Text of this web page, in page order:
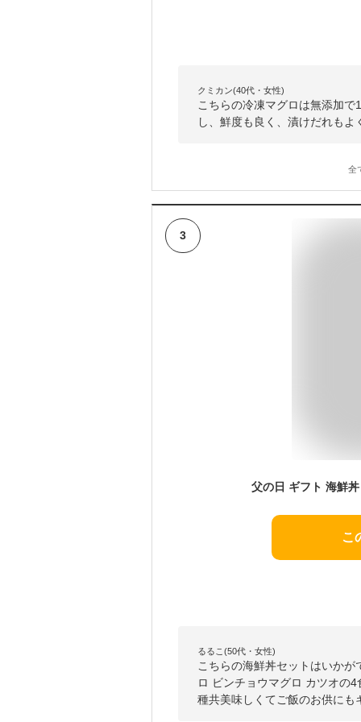
クミカン(40代・女性)
こちらの冷凍マグロは無添加
し、鮮度も良く、漬けだれも
全
3
こ
るるこ(50代・女性)
こちらの海鮮丼セットはいか
ロ ビンチョウマグロ カツオの
種共美味しくてご飯のお供にも